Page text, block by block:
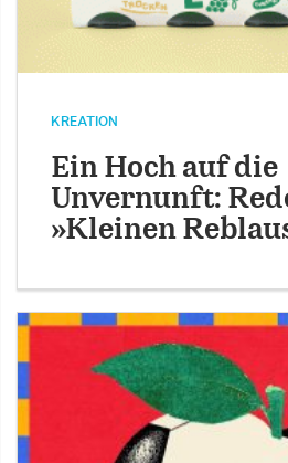
KREATION
Ein Hoch auf die
Unvernunft:
»Kleinen